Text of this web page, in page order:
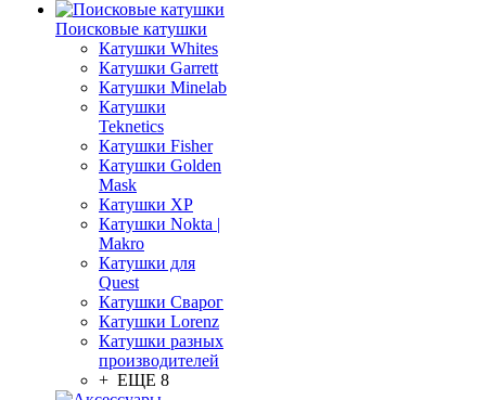
Поисковые катушки
Катушки Whites
Катушки Garrett
Катушки Minelab
Катушки
Teknetics
Катушки Fisher
Катушки Golden
Mask
Катушки XP
Катушки Nokta |
Makro
Катушки для
Quest
Катушки Сварог
Катушки Lorenz
Катушки разных
производителей
+ ЕЩЕ 8